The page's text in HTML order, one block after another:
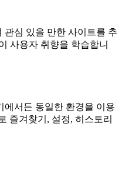
관심 있을 만한 사이트를 추
사용자 취향을 학습합니
에서든 동일한 환경을 이용
즐겨찾기, 설정, 히스토리